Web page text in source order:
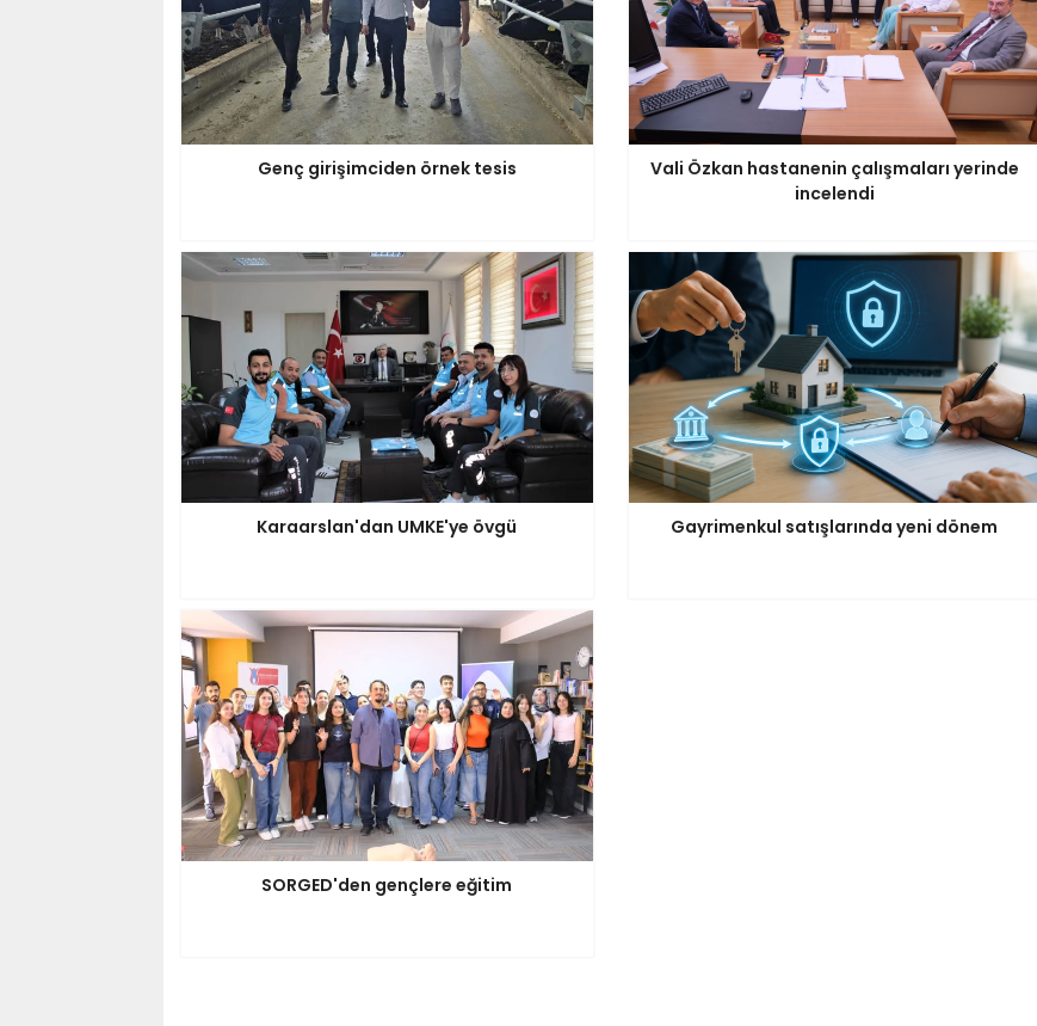
Genç girişimciden örnek tesis
Vali Özkan hastanenin çalışmaları yerinde
incelendi
Karaarslan'dan UMKE'ye övgü Gayrimenkul satışlarında yeni dönem
SORGED'den gençlere eğitim